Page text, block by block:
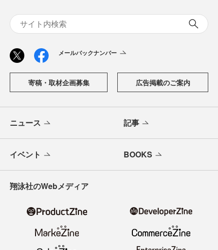
メールバックナンバー
寄稿・取材企画募集 広告掲載のご案内
ニュース 記事
イベント BOOKS
翔泳社のWebメディア